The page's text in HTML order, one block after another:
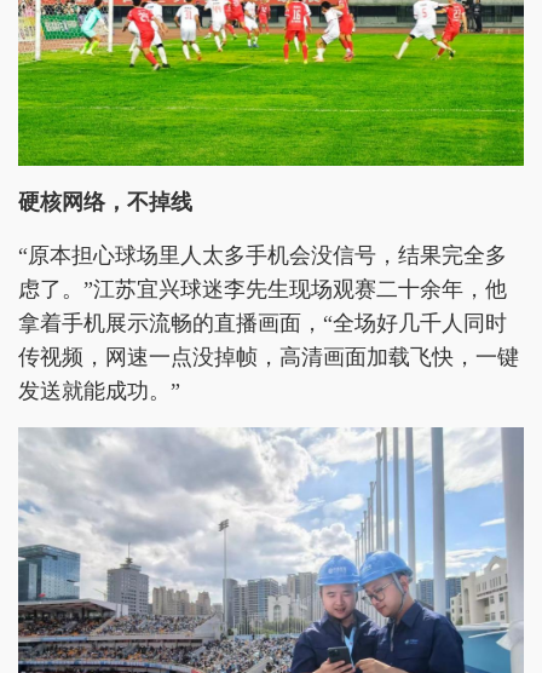
硬核网络，不掉线
“原本担心球场里人太多手机会没信号，结果完全多
虑了。”江苏宜兴球迷李先生现场观赛二十余年，他
拿着手机展示流畅的直播画面，“全场好几千人同时
传视频，网速一点没掉帧，高清画面加载飞快，一键
发送就能成功。”